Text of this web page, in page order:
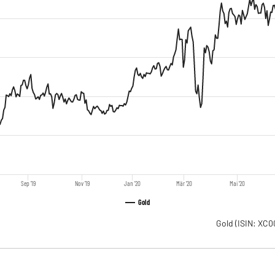
Gold
Sep '19 Nov '19 Jan '20 Mär '20 Mai '20
Gold (ISIN: